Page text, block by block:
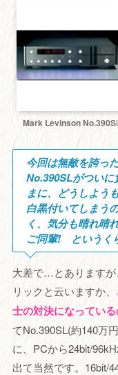
Mark Levinson No.390SL
今回は無敵を誇っ
No.390SLがつい
まに、どうしよう
白黒付いてしまう
く、気分も晴れ晴
ご同輩! というく
大差で…とありますが
リックと云いますか、
士の対決になってい
てNo.390SL(約140万
に、PCから24bit/
出て当然です。16bit/